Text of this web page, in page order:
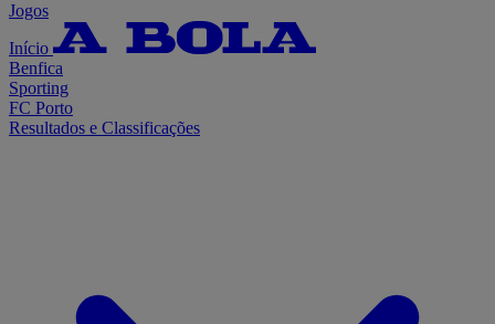
Jogos
Início
Benfica
Sporting
FC Porto
Resultados e Classificações